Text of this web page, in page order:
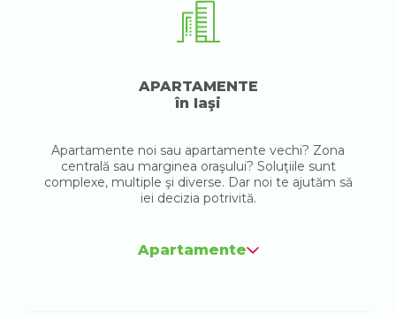
APARTAMENTE
în Iaşi
Apartamente noi sau apartamente vechi? Zona
centrală sau marginea oraşului? Soluţiile sunt
complexe, multiple şi diverse. Dar noi te ajutăm să
iei decizia potrivită.
Apartamente